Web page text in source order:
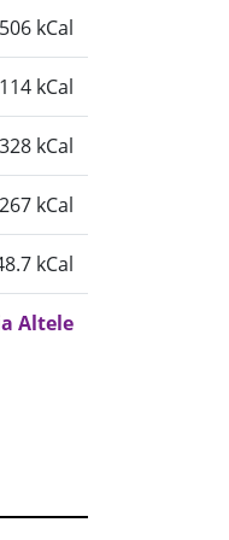
506 kCal
114 kCal
328 kCal
267 kCal
kCal
Altele